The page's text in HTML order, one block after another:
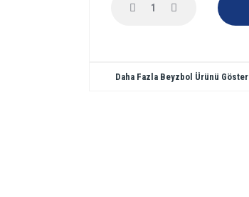
Daha Fazla Beyzbol Ürünü Göster